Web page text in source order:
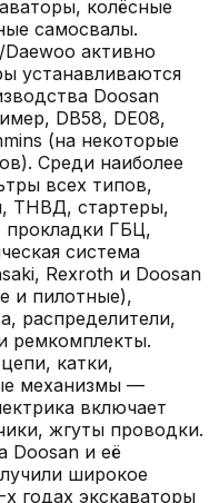
колёсные
самосвалы.
активно
устанавливаются
Doosan
DB58, DE08,
(на некоторые
Среди наиболее
всех типов,
ТНВД, стартеры,
прокладки ГБЦ,
система
Rexroth и Doosan
и пилотные),
распределители,
ремкомплекты.
катки,
механизмы —
включает
жгуты проводки.
Doosan и её
широкое
годах экскаваторы